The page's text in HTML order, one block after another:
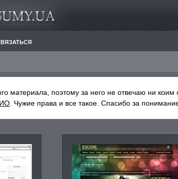
материала, поэтому за него не отвечаю ни
. Чужие права и все такое. Спасибо за